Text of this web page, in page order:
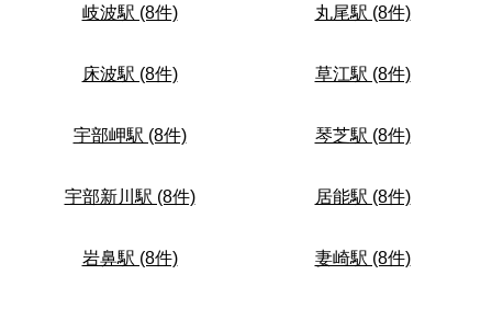
岐波駅 (8件) 丸尾駅 (8件)
床波駅 (8件) 草江駅 (8件)
宇部岬駅 (8件) 琴芝駅 (8件)
宇部新川駅 (8件) 居能駅 (8件)
岩鼻駅 (8件) 妻崎駅 (8件)